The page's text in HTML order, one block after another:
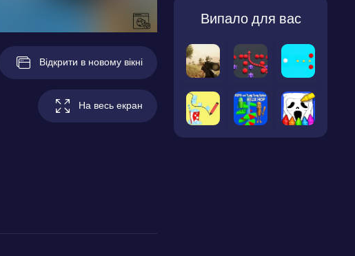
Відкрити в новому вікні
На весь екран
Випало для вас